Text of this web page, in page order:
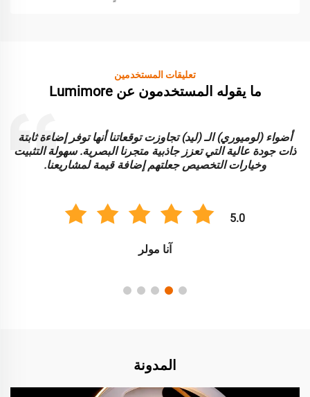
تعليقات المستخدمين
ما يقوله المستخدمون عن Lumimore
أضواء (لوميوري) الـ (ليد) تجاوزت توقعاتنا أنها توفر إضاءة ثابتة
ذات جودة عالية التي تعزز جاذبية متجرنا البصرية. سهولة التثبيت
وخيارات التخصيص جعلتهم إضافة قيمة لمشاريعنا.
5.0
آنا مولر
المدونة